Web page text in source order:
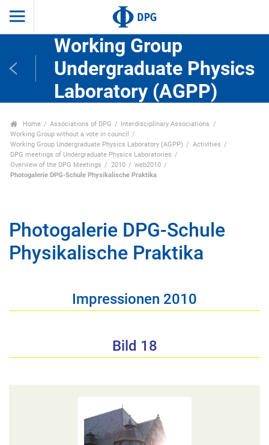
Working Group
Undergraduate Physics
Laboratory (AGPP)
Home Associations of DPG
Interdisciplinary Associations
Working Group without a vote in council
Working Group Undergraduate Physics Laboratory (AGPP)
Activities
DPG meetings of Undergraduate Physics Laboratories
Overview of the DPG Meetings
2010
web2010
Photogalerie DPG-Schule Physikalische Praktika
Photogalerie DPG-Schule
Physikalische Praktika
Impressionen 2010
Bild 18